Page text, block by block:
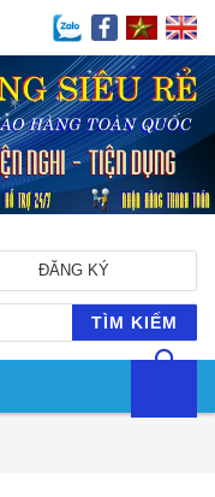
ĐĂNG KÝ
TÌM KIẾM